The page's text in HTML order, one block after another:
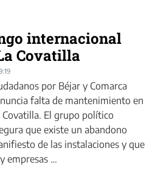
internacional
Covatilla
por Béjar y Comarca
falta de mantenimiento en
Covatilla. El grupo político
que existe un abandono
de las instalaciones y que
empresas …